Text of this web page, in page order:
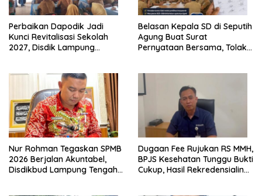
Perbaikan Dapodik Jadi
Kunci Revitalisasi Sekolah
2027, Disdik Lampung
Belasan Kepala SD di Seputih
Agung Buat Surat
Pernyataan Bersama, Tolak
Nur Rohman Tegaskan SPMB
2026 Berjalan Akuntabel,
Disdikbud Lampung Tengah
Dugaan Fee Rujukan RS MMH,
BPJS Kesehatan Tunggu Bukti
Cukup, Hasil Rekredensialing